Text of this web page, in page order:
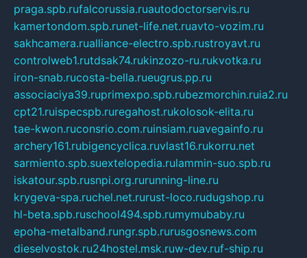
praga.spb.rufalcorussia.ruautodoctorservis.ru
kamertondom.spb.runet-life.net.ruavto-vozim.ru
sakhcamera.rualliance-electro.spb.rustroyavt.ru
controlweb1.rutdsak74.rukinzozo-ru.rukvotka.ru
iron-snab.rucosta-bella.rueugrus.pp.ru
associaciya39.ruprimexpo.spb.rubezmorchin.ruia2.ru
cpt21.ruispecspb.ruregahost.rukolosok-elita.ru
tae-kwon.ruconsrio.com.ruinsiam.ruavegainfo.ru
archery161.rubigencyclica.ruvlast16.rukorru.net
sarmiento.spb.suextelopedia.rulammin-suo.spb.ru
iskatour.spb.rusnpi.org.rurunning-line.ru
krygeva-spa.ruchel.net.rurust-loco.rudugshop.ru
hl-beta.spb.ruschool494.spb.rumymubaby.ru
epoha-metalband.rungr.spb.rurusgosnews.com
dieselvostok.ru24hostel.msk.ruw-dev.ruf-ship.ru